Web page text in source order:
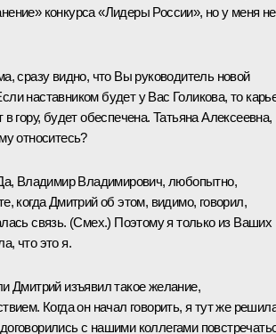
конкурса «Лидеры России», но у меня
сразу видно, что Вы руководитель новой
наставником будет у Вас Голикова, то
в гору, будет обеспечена. Татьяна Алексеевна,
относитесь?
Владимир Владимирович, любопытно,
когда Дмитрий об этом, видимо, говорил,
связь. (Смех.) Поэтому я только из Ваших
что это я.
Дмитрий изъявил такое желание,
Когда он начал говорить, я тут же
с нашими коллегами